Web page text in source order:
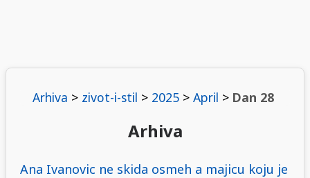
Arhiva > zivot-i-stil > 2025> April > Dan 28
Arhiva
Ana Ivanovic ne skida osmeh a majicu koju je